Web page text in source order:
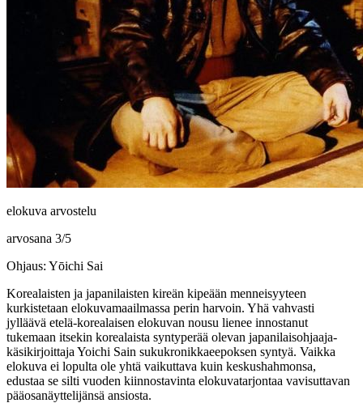
elokuva arvostelu
arvosana 3/5
Ohjaus: Yōichi Sai
Korealaisten ja japanilaisten kireän kipeään menneisyyteen
kurkistetaan elokuvamaailmassa perin harvoin. Yhä vahvasti
jylläävä etelä-korealaisen elokuvan nousu lienee innostanut
tukemaan itsekin korealaista syntyperää olevan japanilaisohjaaja-
käsikirjoittaja Yoichi Sain sukukronikkaeepoksen syntyä. Vaikka
elokuva ei lopulta ole yhtä vaikuttava kuin keskushahmonsa,
edustaa se silti vuoden kiinnostavinta elokuvatarjontaa vavisuttavan
pääosanäyttelijänsä ansiosta.